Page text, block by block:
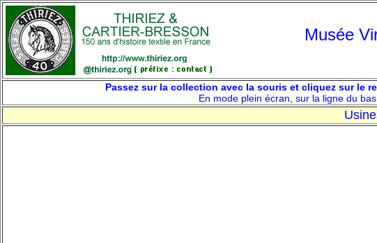
Musée
Passez sur la collection avec la souris et cliquez sur le
En mode plein écran, sur la ligne du